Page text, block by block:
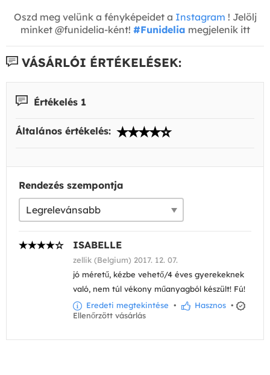
Oszd meg velünk a fényképeidet a Instagram ! Jelölj
minket @funidelia-ként! #Funidelia megjelenik itt
VÁSÁRLÓI ÉRTÉKELÉSEK:
Értékelés 1
Általános értékelés:
Rendezés szempontja
ISABELLE
zellik (Belgium) 2017. 12. 07.
jó méretű, kézbe vehető/4 éves gyerekeknek
való, nem túl vékony műanyagból készült! Fú!
Eredeti megtekintése • Hasznos •
Ellenőrzött vásárlás